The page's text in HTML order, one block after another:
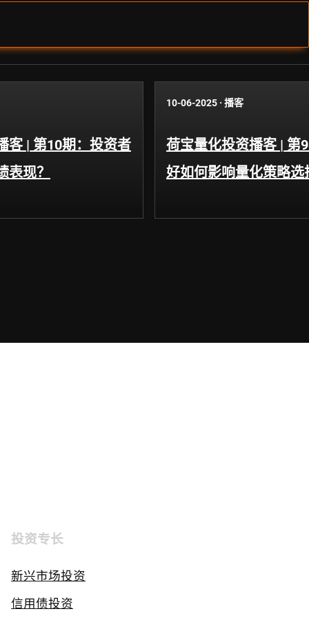
客 | 第10期：投资者
表现？
10-06-2025 · 播客
荷宝量化投资播客 | 第
好如何影响量化策略选
投资专长
新兴市场投资
信用债投资